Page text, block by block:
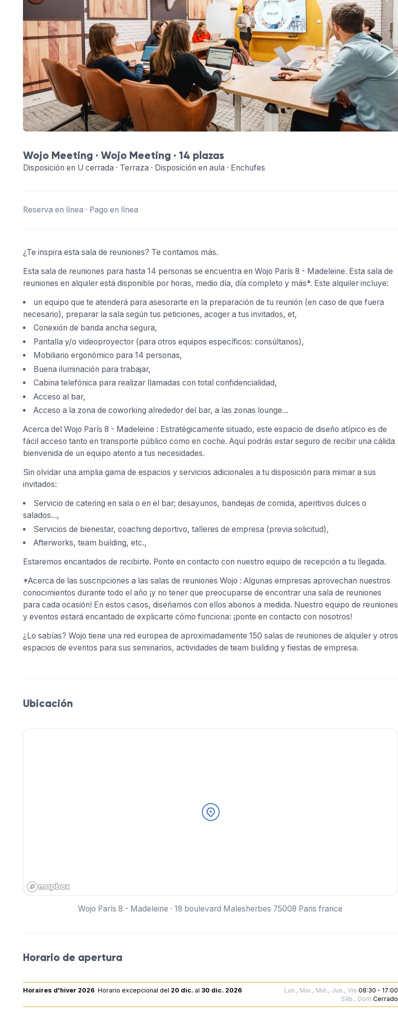
Wojo Meeting · Wojo Meeting· 14 plazas
Disposición en U cerrada · Terraza · Disposición en aula · Enchufes
Reserva en línea · Pago en línea
¿Te inspira esta sala de reuniones? Te contamos más.
Esta sala de reuniones para hasta 14 personas se encuentra en Wojo París 8 - Madeleine. Esta sala de
reuniones en alquiler está disponible por horas, medio día, día completo y más*. Este alquiler incluye:
un equipo que te atenderá para asesorarte en la preparación de tu reunión (en caso de que fuera
necesario), preparar la sala según tus peticiones, acoger a tus invitados, et,
Conexión de banda ancha segura,
Pantalla y/o videoproyector (para otros equipos específicos: consúltanos),
Mobiliario ergonómico para 14 personas,
Buena iluminación para trabajar,
Cabina telefónica para realizar llamadas con total confidencialidad,
Acceso al bar,
Acceso a la zona de coworking alrededor del bar, a las zonas lounge...
Acerca del Wojo París 8 - Madeleine : Estratégicamente situado, este espacio de diseño atípico es de
fácil acceso tanto en transporte público como en coche. Aquí podrás estar seguro de recibir una cálida
bienvenida de un equipo atento a tus necesidades.
Sin olvidar una amplia gama de espacios y servicios adicionales a tu disposición para mimar a sus
invitados:
Servicio de catering en sala o en el bar; desayunos, bandejas de comida, aperitivos dulces o
salados...,
Servicios de bienestar, coaching deportivo, talleres de empresa (previa solicitud),
Afterworks, team building, etc.,
Estaremos encantados de recibirte. Ponte en contacto con nuestro equipo de recepción a tu llegada.
*Acerca de las suscripciones a las salas de reuniones Wojo : Algunas empresas aprovechan nuestros
conocimientos durante todo el año ¡y no tener que preocuparse de encontrar una sala de reuniones
para cada ocasión! En estos casos, diseñamos con ellos abonos a medida. Nuestro equipo de reuniones
y eventos estará encantado de explicarte cómo funciona: ¡ponte en contacto con nosotros!
¿Lo sabías? Wojo tiene una red europea de aproximadamente 150 salas de reuniones de alquiler y otros
espacios de eventos para sus seminarios, actividades de team building y fiestas de empresa.
Ubicación
Wojo París 8 - Madeleine · 18 boulevard Malesherbes 75008 Paris france
Horario de apertura
Horaires d'hiver 2026 Horario excepcional del 20 dic. al 30 dic. 2026 Lun., Mar., Mié., Jue., Vie.08:30 - 17:00
Sáb., Dom.Cerrado